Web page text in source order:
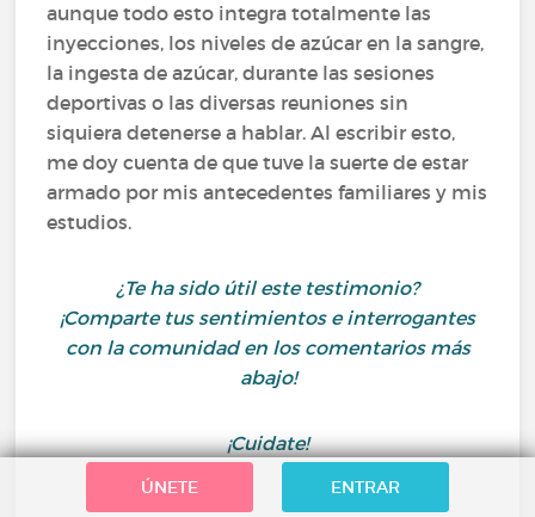
aunque todo esto integra totalmente las
inyecciones, los niveles de azúcar en la sangre,
la ingesta de azúcar, durante las sesiones
deportivas o las diversas reuniones sin
siquiera detenerse a hablar. Al escribir esto,
me doy cuenta de que tuve la suerte de estar
armado por mis antecedentes familiares y mis
estudios.
¿Te ha sido útil este testimonio?
¡Comparte tus sentimientos e interrogantes
con la comunidad en los comentarios más
abajo!
¡Cuidate!
ÚNETE ENTRAR